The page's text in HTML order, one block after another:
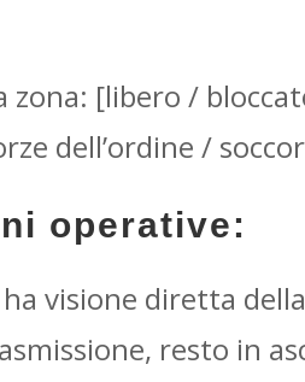
zona: [libero /
dell’ordine /
operative:
ha visione diretta
resto in